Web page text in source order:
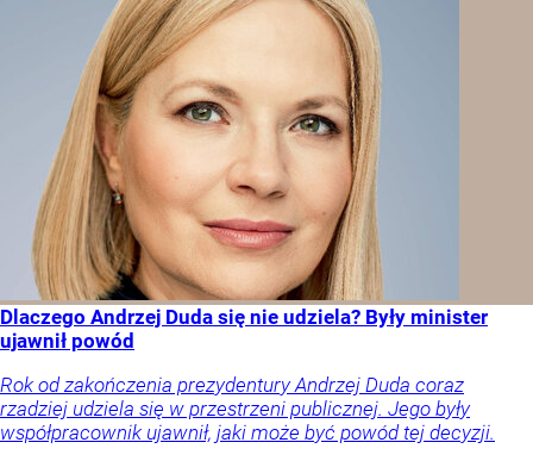
Dlaczego Andrzej Duda się nie udziela? Były minister
ujawnił powód
Rok od zakończenia prezydentury Andrzej Duda coraz
rzadziej udziela się w przestrzeni publicznej. Jego były
współpracownik ujawnił, jaki może być powód tej decyzji.